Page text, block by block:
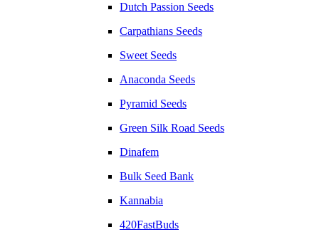
Dutch Passion Seeds
Carpathians Seeds
Sweet Seeds
Anaconda Seeds
Pyramid Seeds
Green Silk Road Seeds
Dinafem
Bulk Seed Bank
Kannabia
420FastBuds